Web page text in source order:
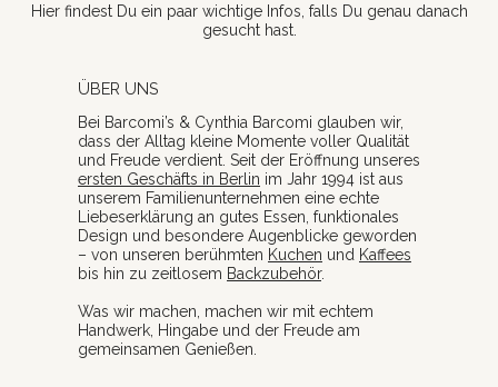
Hier findest Du ein paar wichtige Infos, falls Du genau danach
gesucht hast.
ÜBER UNS
Bei Barcomi’s & Cynthia Barcomi glauben wir,
dass der Alltag kleine Momente voller Qualität
und Freude verdient. Seit der Eröffnung unseres
ersten Geschäfts in Berlin im Jahr 1994 ist aus
unserem Familienunternehmen eine echte
Liebeserklärung an gutes Essen, funktionales
Design und besondere Augenblicke geworden
– von unseren berühmten Kuchen und Kaffees
bis hin zu zeitlosem Backzubehör.
Was wir machen, machen wir mit echtem
Handwerk, Hingabe und der Freude am
gemeinsamen Genießen.